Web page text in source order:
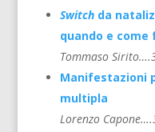
Switchda
quando e come
Tommaso
Manifestazioni
multipla
Lorenzo